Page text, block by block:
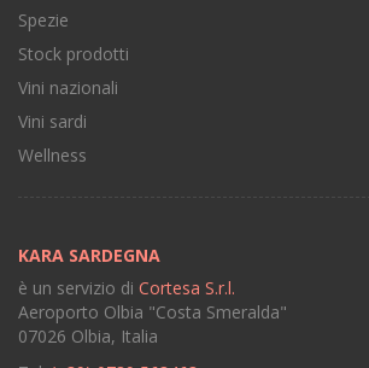
Spezie
Stock prodotti
Vini nazionali
Vini sardi
Wellness
KARA SARDEGNA
è un servizio di Cortesa S.r.l.
Aeroporto Olbia "Costa Smeralda"
07026 Olbia, Italia